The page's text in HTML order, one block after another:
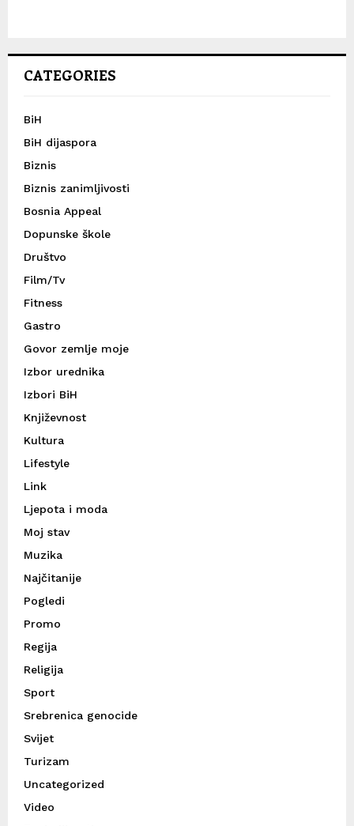
CATEGORIES
BiH
BiH dijaspora
Biznis
Biznis zanimljivosti
Bosnia Appeal
Dopunske škole
Društvo
Film/Tv
Fitness
Gastro
Govor zemlje moje
Izbor urednika
Izbori BiH
Književnost
Kultura
Lifestyle
Link
Ljepota i moda
Moj stav
Muzika
Najčitanije
Pogledi
Promo
Regija
Religija
Sport
Srebrenica genocide
Svijet
Turizam
Uncategorized
Video